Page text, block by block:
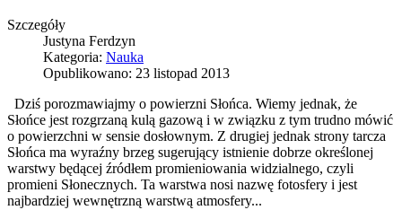
Szczegóły
Justyna Ferdzyn
Kategoria: Nauka
Opublikowano: 23 listopad 2013
Dziś porozmawiajmy o powierzni Słońca. Wiemy jednak, że
Słońce jest rozgrzaną kulą gazową i w związku z tym trudno mówić
o powierzchni w sensie dosłownym. Z drugiej jednak strony tarcza
Słońca ma wyraźny brzeg sugerujący istnienie dobrze określonej
warstwy będącej źródłem promieniowania widzialnego, czyli
promieni Słonecznych. Ta warstwa nosi nazwę fotosfery i jest
najbardziej wewnętrzną warstwą atmosfery...